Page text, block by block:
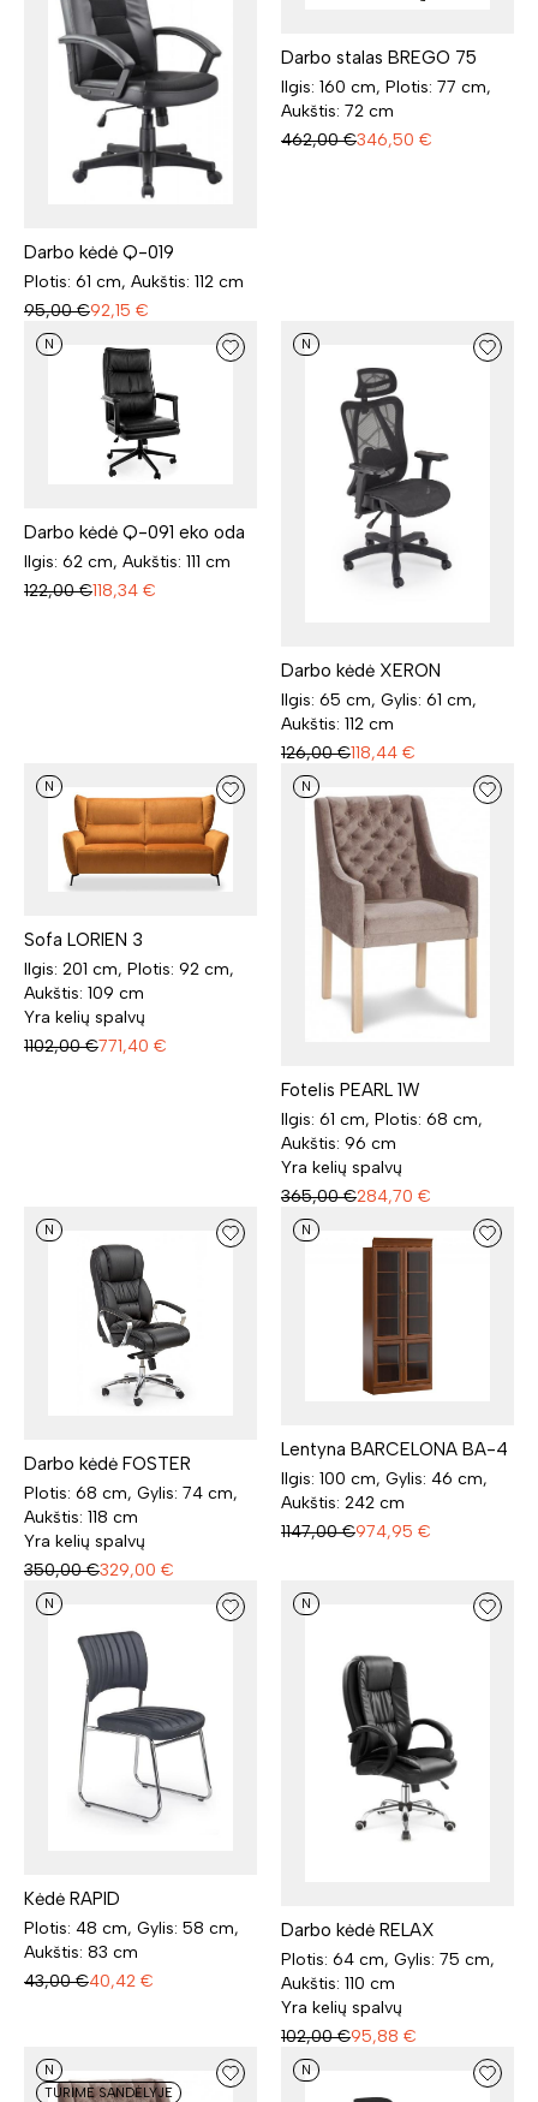
Darbo kėdė Q-019
Plotis: 61 cm, Aukštis: 112 cm
95,00 €92,15 €
Darbo stalas BREGO 75
Ilgis: 160 cm, Plotis: 77 cm,
Aukštis: 72 cm
462,00 €346,50 €
N
Darbo kėdė Q-091 eko oda
Ilgis: 62 cm, Aukštis: 111 cm
122,00 €118,34 €
N
Darbo kėdė XERON
Ilgis: 65 cm, Gylis: 61 cm,
Aukštis: 112 cm
126,00 €118,44 €
N
Sofa LORIEN 3
Ilgis: 201 cm, Plotis: 92 cm,
Aukštis: 109 cm
Yra kelių spalvų
1102,00 €771,40 €
N
Fotelis PEARL 1W
Ilgis: 61 cm, Plotis: 68 cm,
Aukštis: 96 cm
Yra kelių spalvų
365,00 €284,70 €
N
Darbo kėdė FOSTER
Plotis: 68 cm, Gylis: 74 cm,
Aukštis: 118 cm
Yra kelių spalvų
350,00 €329,00 €
N
Lentyna BARCELONA BA-4
Ilgis: 100 cm, Gylis: 46 cm,
Aukštis: 242 cm
1147,00 €974,95 €
N
Kėdė RAPID
Plotis: 48 cm, Gylis: 58 cm,
Aukštis: 83 cm
43,00 €40,42 €
N
Darbo kėdė RELAX
Plotis: 64 cm, Gylis: 75 cm,
Aukštis: 110 cm
Yra kelių spalvų
102,00 €95,88 €
N
TURIME SANDĖLYJE
N